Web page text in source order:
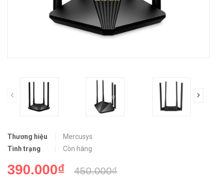
prev
Thương hiệu
Mercusys
Tình trạng
Còn hàng
390.000₫ 450.000₫